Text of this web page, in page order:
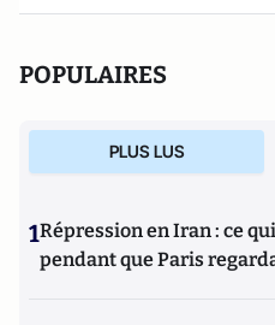
POPULAIRES
PLUS LUS
1Répression en Iran : ce
pendant que Paris